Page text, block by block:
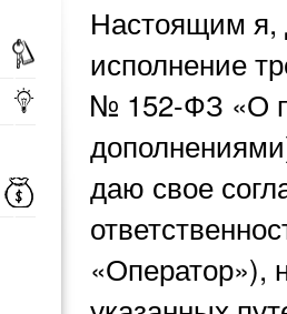
Настоящим я,
исполнение
№ 152-ФЗ «О
даю свое
«Оператор»),